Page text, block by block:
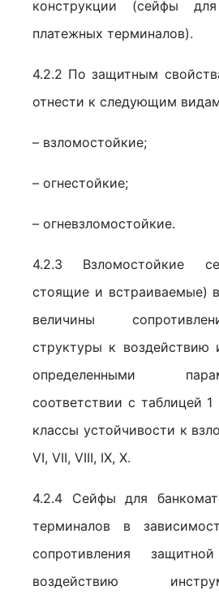
конструкции (сейфы
платежных терминалов).
4.2.2 По защитным
отнести к следующим
– взломостойкие;
– огнестойкие;
– огневзломостойкие.
4.2.3 Взломостойкие
стоящие и встраиваемые)
величины
структуры к воздействию
определенными
соответствии с таблицей
классы устойчивости к
VI, VII, VIII, IX, X.
4.2.4 Сейфы для
терминалов в
сопротивления
воздействию